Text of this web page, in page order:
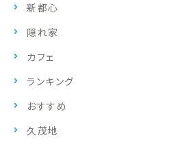
新都心
隠れ家
カフェ
ランキング
おすすめ
久茂地